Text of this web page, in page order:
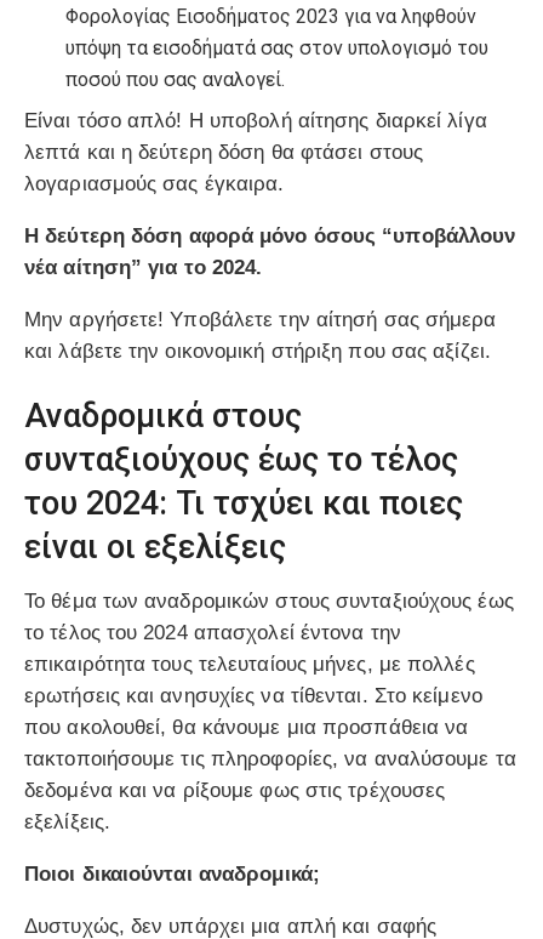
Φορολογίας Εισοδήματος 2023 για να ληφθούν
υπόψη τα εισοδήματά σας στον υπολογισμό του
ποσού που σας αναλογεί.
Είναι τόσο απλό! Η υποβολή αίτησης διαρκεί λίγα
λεπτά και η δεύτερη δόση θα φτάσει στους
λογαριασμούς σας έγκαιρα.
Η δεύτερη δόση αφορά μόνο όσους “υποβάλλουν
νέα αίτηση” για το 2024.
Μην αργήσετε! Υποβάλετε την αίτησή σας σήμερα
και λάβετε την οικονομική στήριξη που σας αξίζει.
Αναδρομικά στους
συνταξιούχους έως το τέλος
του 2024: Τι τσχύει και ποιες
είναι οι εξελίξεις
Το θέμα των αναδρομικών στους συνταξιούχους έως
το τέλος του 2024 απασχολεί έντονα την
επικαιρότητα τους τελευταίους μήνες, με πολλές
ερωτήσεις και ανησυχίες να τίθενται. Στο κείμενο
που ακολουθεί, θα κάνουμε μια προσπάθεια να
τακτοποιήσουμε τις πληροφορίες, να αναλύσουμε τα
δεδομένα και να ρίξουμε φως στις τρέχουσες
εξελίξεις.
Ποιοι δικαιούνται αναδρομικά;
Δυστυχώς, δεν υπάρχει μια απλή και σαφής